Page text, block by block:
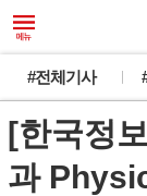
#전체기사
[한국정
과